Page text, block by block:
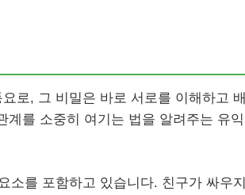
로, 그 비밀은 바로 서로를 이해하고 배
를 소중히 여기는 법을 알려주는 유익
소를 포함하고 있습니다. 친구가 싸우지